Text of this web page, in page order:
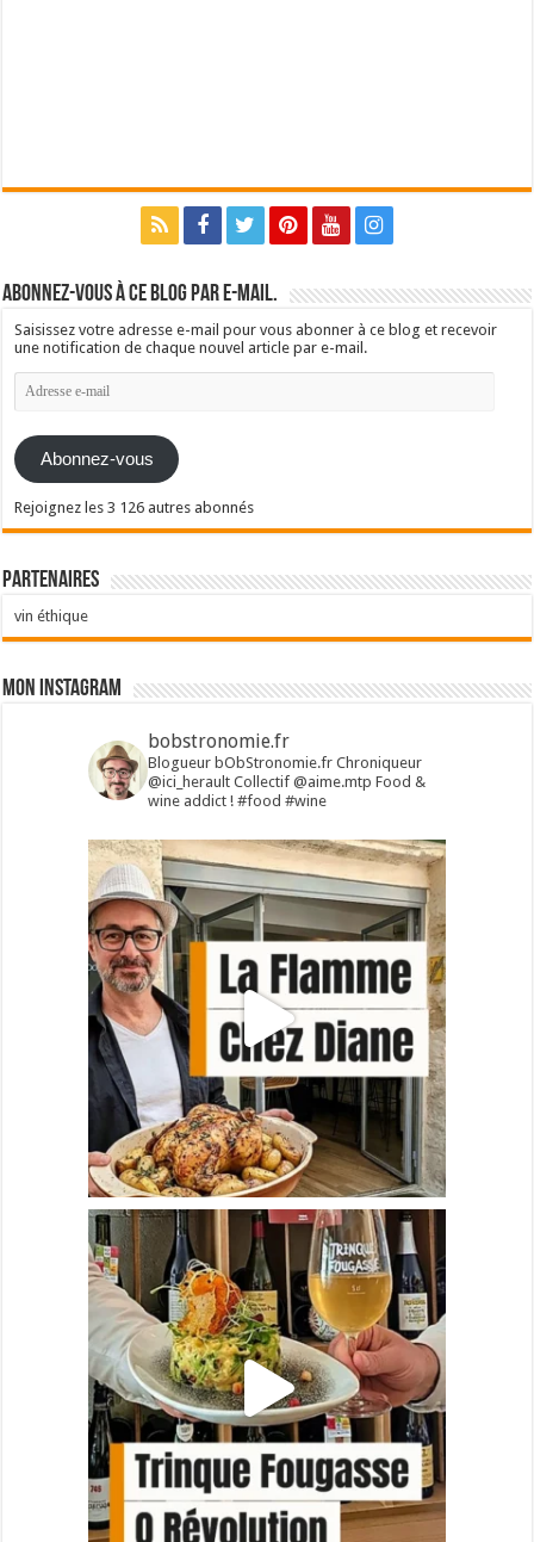
Abonnez-vous à ce blog par e-mail.
Saisissez votre adresse e-mail pour vous abonner à ce blog et recevoir
une notification de chaque nouvel article par e-mail.
Adresse
e-
Abonnez-vous
Rejoignez les 3 126 autres abonnés
Partenaires
vin éthique
Mon Instagram
bobstronomie.fr
Blogueur bObStronomie.fr Chroniqueur
@ici_heraultCollectif @aime.mtp Food &
wine addict !#food #wine